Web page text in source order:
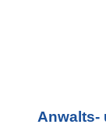
Anwalts-